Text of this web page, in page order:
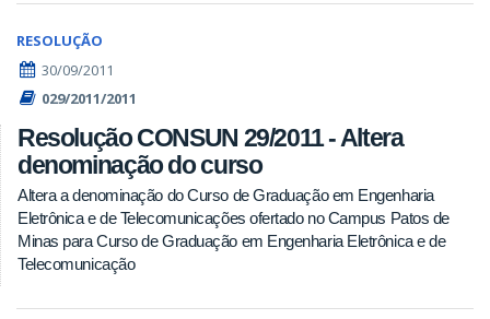
RESOLUÇÃO
30/09/2011
029/2011/2011
Resolução CONSUN 29/2011 - Altera
denominação do curso
Altera a denominação do Curso de Graduação em Engenharia
Eletrônica e de Telecomunicações ofertado no Campus Patos de
Minas para Curso de Graduação em Engenharia Eletrônica e de
Telecomunicação